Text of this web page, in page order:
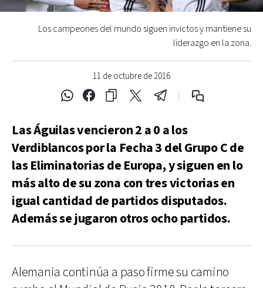
11 de octubre de 2016
Los campeones del mundo siguen invictos y mantiene su
liderazgo en la zona.
Las Águilas vencieron 2 a 0 a los
Verdiblancos por la Fecha 3 del Grupo C de
las Eliminatorias de Europa, y siguen en lo
más alto de su zona con tres victorias en
igual cantidad de partidos disputados.
Además se jugaron otros ocho partidos.
Alemania continúa a paso firme su camino